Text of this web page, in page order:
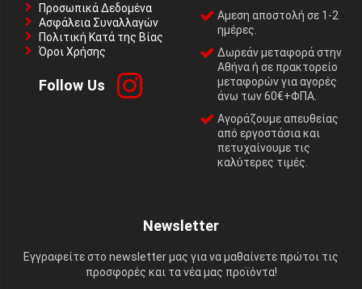
Προσωπικά Δεδομένα
Ασφάλεια Συναλλαγών
Πολιτική Κατά της Βίας
Όροι Χρήσης
Follow Us
Αμεση αποστολή σε 1-2
ημέρες.
Δωρεάν μεταφορά στην
Αθήνα ή σε πρακτορείο
μεταφορών για αγορές
άνω των 60€+ΦΠΑ.
Αγοράζουμε απευθείας
από εργοστάσια και
πετυχαίνουμε τις
καλύτερες τιμές.
Newsletter
Εγγραφείτε στο newsletter μας για να μαθαίνετε πρώτοι τις
προσφορές και τα νέα μας προϊόντα!